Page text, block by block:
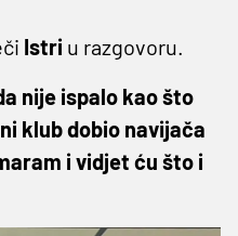
Istri u razgovoru.
nije ispalo kao što
klub dobio navijača
i vidjet ću što i